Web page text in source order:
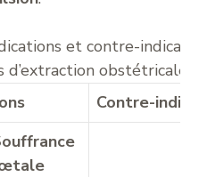
et contre-
obstétricale
Contre-